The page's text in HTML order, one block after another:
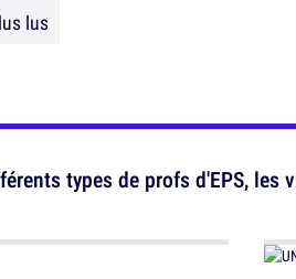
lus
types de profs d'EPS, les